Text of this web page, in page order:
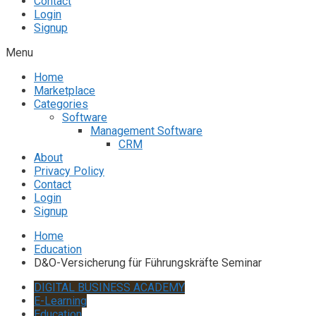
Login
Signup
Menu
Home
Marketplace
Categories
Software
Management Software
CRM
About
Privacy Policy
Contact
Login
Signup
Home
Education
D&O-Versicherung für Führungskräfte Seminar
DIGITAL BUSINESS ACADEMY
E-Learning